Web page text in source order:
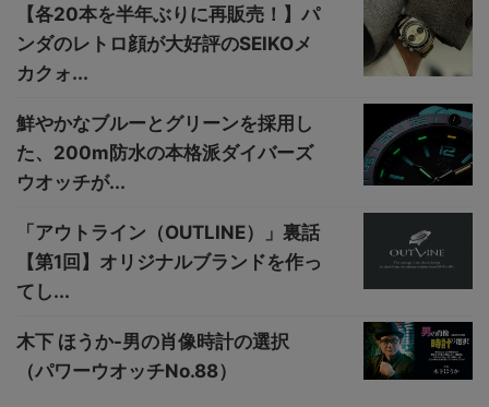
【各20本を半年ぶりに再販売！】パ
ンダのレトロ顔が大好評のSEIKOメ
カクォ...
鮮やかなブルーとグリーンを採用し
た、200m防水の本格派ダイバーズ
ウオッチが...
「アウトライン（OUTLINE）」裏話
【第1回】オリジナルブランドを作っ
てし...
木下 ほうか-男の肖像時計の選択
（パワーウオッチNo.88）